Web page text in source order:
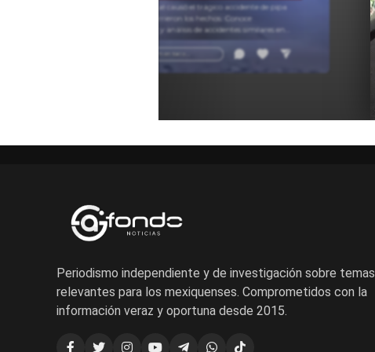
Descubre qué causó el trágico accidente de pipa
y cómo ocurrieron los hechos. Conoce
testimonios y análisis de accidentes similares en
carretera para entender estos sucesos.
Periodismo independiente y de investigación sobre temas
relevantes para los mexiquenses. Comprometidos con la
información veraz y oportuna desde 2015.